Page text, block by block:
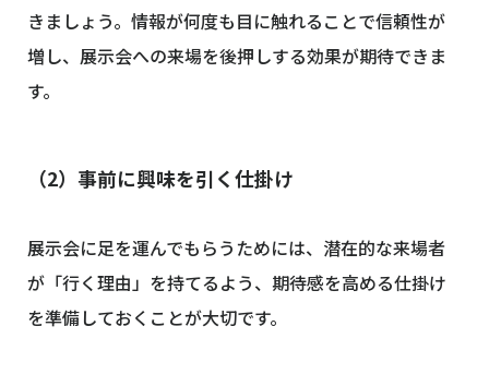
きましょう。情報が何度も目に触れることで信頼性が
増し、展示会への来場を後押しする効果が期待できま
す。
（2）事前に興味を引く仕掛け
展示会に足を運んでもらうためには、潜在的な来場者
が「行く理由」を持てるよう、期待感を高める仕掛け
を準備しておくことが大切です。